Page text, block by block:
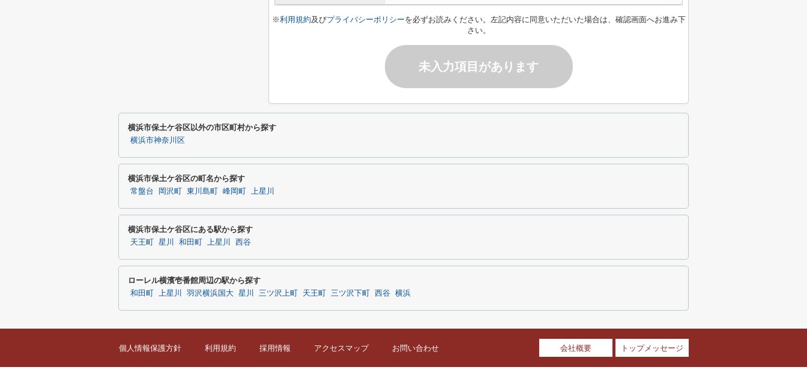
※利用規約及びプライバシーポリシーを必ずお読みください。左記内容に同意いただいた場合は、確認画面へお進み下
さい。
未入力項目があります
横浜市保土ケ谷区以外の市区町村から探す
横浜市神奈川区
横浜市保土ケ谷区の町名から探す
常盤台 岡沢町 東川島町 峰岡町 上星川
横浜市保土ケ谷区にある駅から探す
天王町 星川 和田町 上星川 西谷
ローレル横濱壱番館周辺の駅から探す
和田町 上星川 羽沢横浜国大 星川 三ツ沢上町 天王町 三ツ沢下町 西谷 横浜
個人情報保護方針 利用規約 採用情報 アクセスマップ お問い合わせ 会社概要 トップメッセージ